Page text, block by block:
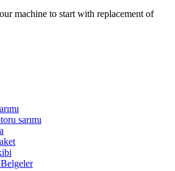
machine to start with replacement of
sarımı